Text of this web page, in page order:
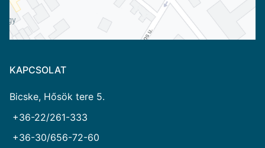
KAPCSOLAT
Bicske, Hősök tere 5.
+36-22/261-333
+36-30/656-72-60